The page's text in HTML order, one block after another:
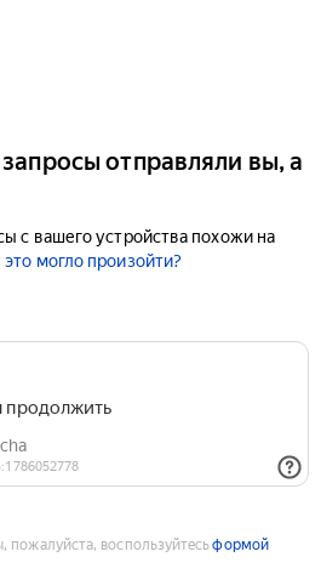
отправляли вы, а
с вашего устройства похожи на
могло произойти?
пожалуйста, воспользуйтесьформой